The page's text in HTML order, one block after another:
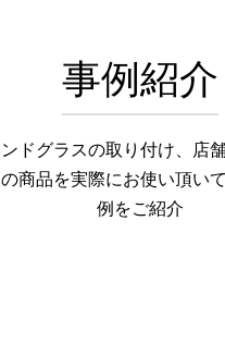
事例紹介
ンドグラスの取り付け、店
商品を実際にお使い頂い
例をご紹介